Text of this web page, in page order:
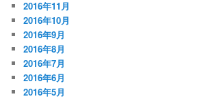
2016年11月
2016年10月
2016年9月
2016年8月
2016年7月
2016年6月
2016年5月